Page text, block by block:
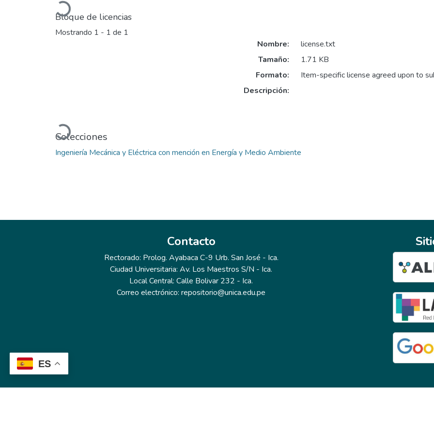
ES
Cargando...
Bloque de licencias
Mostrando 1 - 1 de 1
Cargando...
Nombre:
license.txt
Tamaño:
1.71 KB
Formato:
Item-specific license agreed upon to
Descripción:
Colecciones
Ingeniería Mecánica y Eléctrica con mención en Energía y Medio Ambiente
Contacto
Rectorado: Prolog. Ayabaca C-9 Urb. San José - Ica.
Ciudad Universitaria: Av. Los Maestros S/N - Ica.
Local Central: Calle Bolivar 232 - Ica.
Correo electrónico: repositorio@unica.edu.pe